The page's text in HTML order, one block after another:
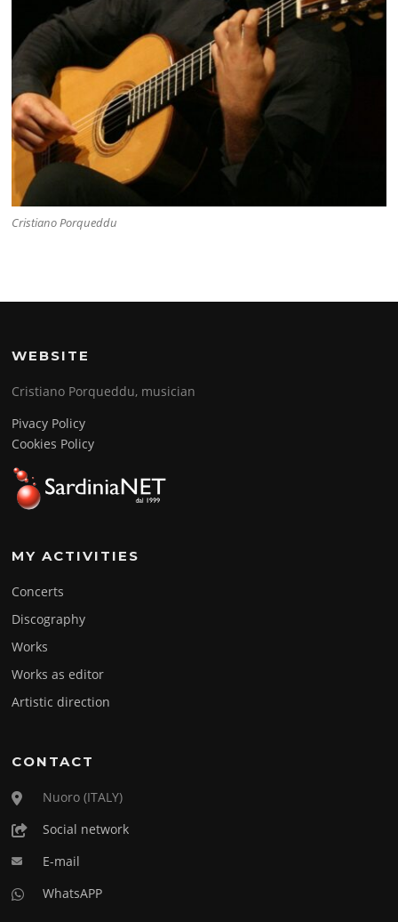
Cristiano Porqueddu
WEBSITE
Cristiano Porqueddu, musician
Pivacy Policy
Cookies Policy
MY ACTIVITIES
Concerts
Discography
Works
Works as editor
Artistic direction
CONTACT
Nuoro (ITALY)
Social network
E-mail
WhatsAPP